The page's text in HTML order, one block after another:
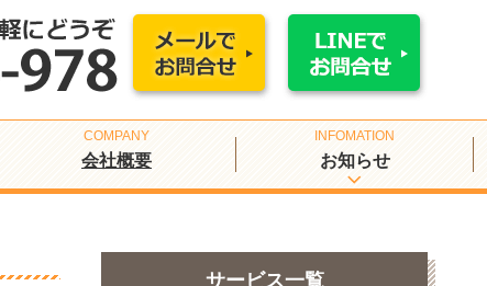
会社概要 お知らせ
サービス一覧